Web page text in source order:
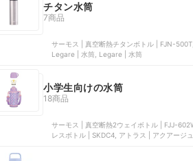
チタン水筒
7商品
サーモス | 真空断熱チタンボトル | FJN-
Legare | 水筒, Legare | 水筒
小学生向けの水筒
18商品
サーモス | 真空断熱2ウェイボトル | FJJ-602WF PL-P, アトラス | ダイレクトボトル 専用ポーチ | ADBT-2002S, スケーター | ステン
レスボトル | SKDC4, アトラス | アクアージ